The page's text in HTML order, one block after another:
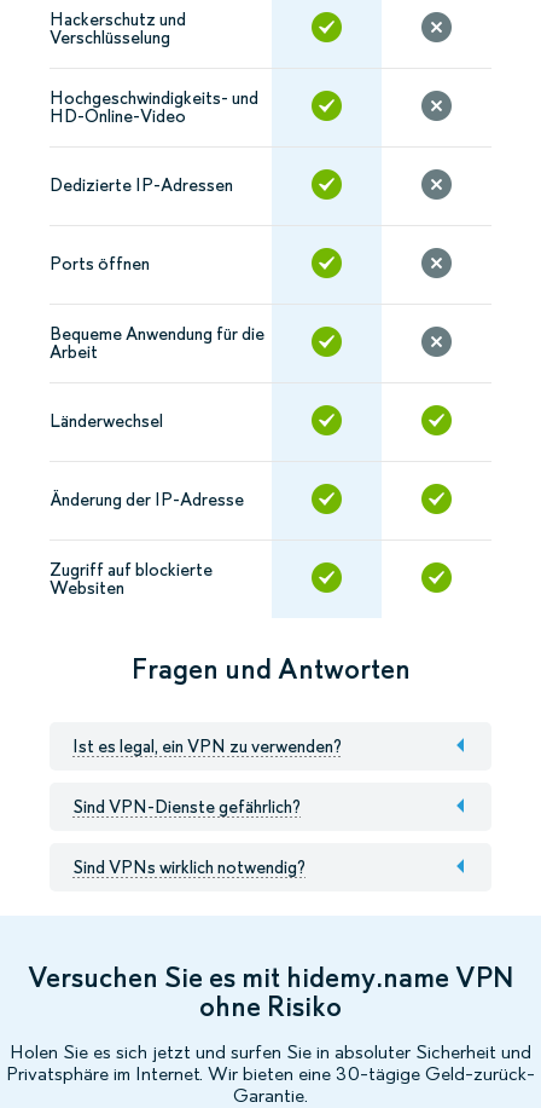
Hackerschutz und
Verschlüsselung
Hochgeschwindigkeits- und
HD-Online-Video
Dedizierte IP-Adressen
Ports öffnen
Bequeme Anwendung für die
Arbeit
Länderwechsel
Änderung der IP-Adresse
Zugriff auf blockierte
Websiten
Fragen und Antworten
Ist es legal, ein VPN zu verwenden?
Sind VPN-Dienste gefährlich?
Sind VPNs wirklich notwendig?
Versuchen Sie es mit hidemy.name VPN
ohne Risiko
Holen Sie es sich jetzt und surfen Sie in absoluter Sicherheit und
Privatsphäre im Internet. Wir bieten eine 30-tägige Geld-zurück-
Garantie.